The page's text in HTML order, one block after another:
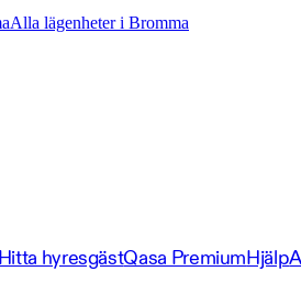
Alla lägenheter i Bromma
Hitta hyresgästQasa PremiumHjälp